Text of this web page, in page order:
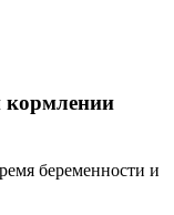
кормлении
беременности и